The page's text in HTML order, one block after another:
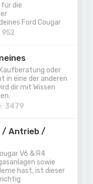
die
Ford Cougar
952
oder
in eine der anderen
dir mit Wissen
3479
/ Antrieb /
V6 & R4
sowie
hast, ist dieser